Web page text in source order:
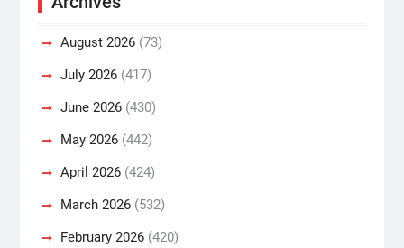
August 2026(73)
July 2026(417)
June 2026(430)
May 2026(442)
April 2026(424)
March 2026(532)
February 2026(420)